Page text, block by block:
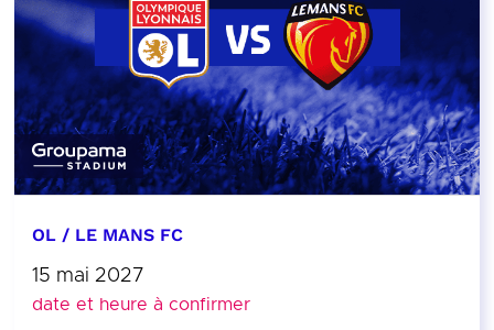
OL / LE MANS FC
15 mai 2027
date et heure à confirmer